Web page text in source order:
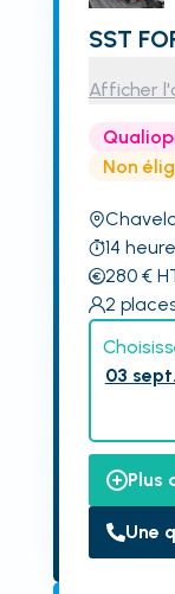
SST
Afficher
Non
14
280€
2
03 sept.
Plus
Une